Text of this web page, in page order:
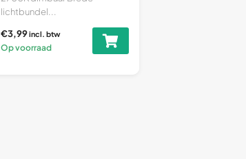
lichtbundel...
€3,99incl. btw
Op voorraad